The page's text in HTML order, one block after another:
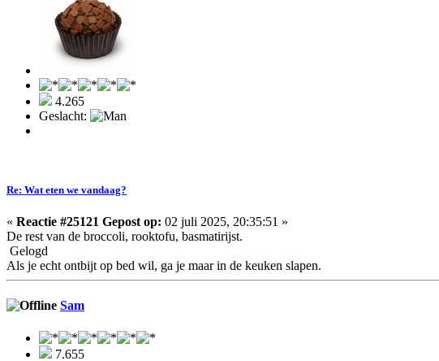
4.265
Geslacht:
Re: Wat eten we vandaag?
« Reactie #25121 Gepost op: 02 juli 2025, 20:35:51 »
De rest van de broccoli, rooktofu, basmatirijst.
Gelogd
Als je echt ontbijt op bed wil, ga je maar in de keuken slapen.
Sam
7.655